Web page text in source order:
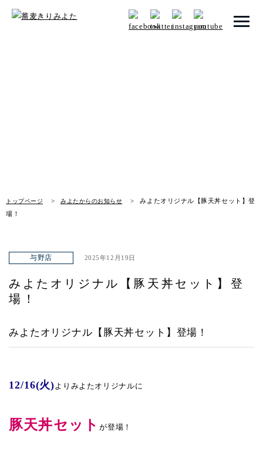
トップページ みよたからのお知らせ
みよたオリジナル【豚天丼セット】登
場！
与野店 2025年12月19日
みよたオリジナル【豚天丼セット】登
場！
みよたオリジナル【豚天丼セット】登場！
12/16(火)よりみよたオリジナルに
豚天丼セットが登場！